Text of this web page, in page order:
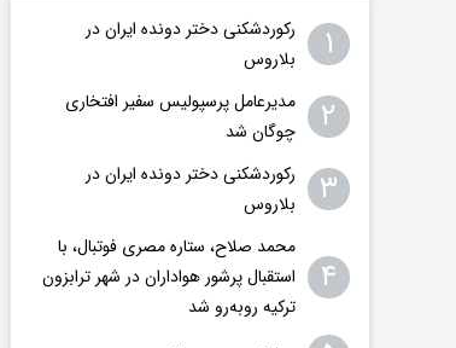
۱
رکوردشکنی دختر دونده ایران در
بلاروس
۲
مدیرعامل پرسپولیس سفیر افتخاری
چوگان شد
۳
رکوردشکنی دختر دونده ایران در
بلاروس
۴
محمد صلاح، ستاره مصری فوتبال، با
استقبال پرشور هواداران در شهر ترابزون
ترکیه روبه‌رو شد